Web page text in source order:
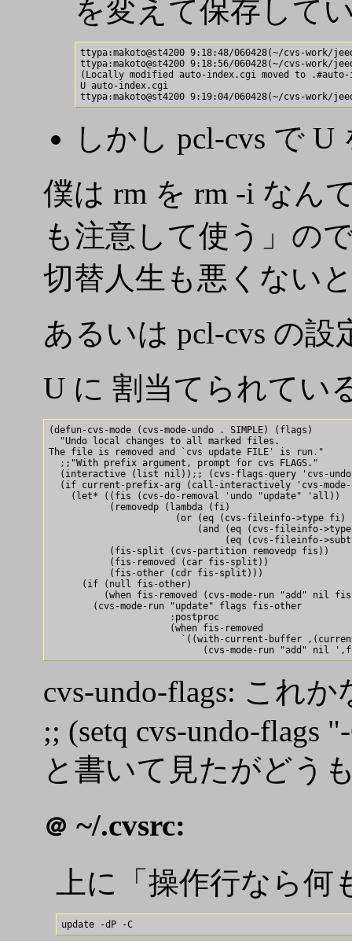
を変えて保存して
ttypa:makoto@st4200 9:18:48/060428(~/cvs-work/
ttypa:makoto@st4200 9:18:56/060428(~/cvs-work/
(Locally modified auto-index.cgi moved to
U auto-index.cgi
しかし pcl-cvs で
僕は rm を rm -i なん
も注意して使う」の
切替人生も悪くない
あるいは pcl-cvs の
U に 割当てられてい
(defun-cvs-mode (cvs-mode-undo . SIMPLE) (flags)
  "Undo local changes to all marked files.
The file is removed and `cvs update FILE' is run."
  ;;"With prefix argument, prompt for cvs FLAGS."
(interactive (list nil));; (cvs-flags-query 'cvs-
(if current-prefix-arg (call-interactively 'cvs-
    (let* ((fis (cvs-do-removal 'undo "update" 'all))
      (if (null fis-other)
cvs-undo-flags: これか
;; (setq cvs-undo-flags
と書いて見たがどう
＠ ~/.cvsrc:
上に「操作行なら